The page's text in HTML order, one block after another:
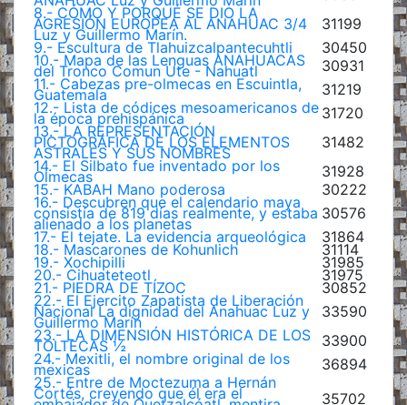
8.- CÓMO Y PORQUÉ SE DIO LA
AGRESIÓN EUROPEA AL ANAHUAC 3/4
Luz y Guillermo Marín.
31199
9.- Escultura de Tlahuizcalpantecuhtli
30450
10.- Mapa de las Lenguas ANAHUACAS
del Tronco Comun Ute - Nahuatl
30931
11.- Cabezas pre-olmecas en Escuintla,
Guatemala
31219
12.- Lista de códices mesoamericanos de
la época prehispánica
31720
13.- LA REPRESENTACIÓN
PICTOGRÁFICA DE LOS ELEMENTOS
ASTRALES Y SUS NOMBRES
31482
14.- El Silbato fue inventado por los
Olmecas
31928
15.- KABAH Mano poderosa
30222
16.- Descubren que el calendario maya
consistía de 819 días realmente, y estaba
alienado a los planetas
30576
17.- El tejate. La evidencia arqueológica
31864
18.- Mascarones de Kohunlich 31114
19.- Xochipilli 31985
20.- Cihuateteotl 31975
21.- PIEDRA DE TÍZOC 30852
22.- El Ejercito Zapatista de Liberación
Nacional La dignidad del Anahuac Luz y
Guillermo Marín
33590
23.- LA DIMENSIÓN HISTÓRICA DE LOS
TOLTECAS ½
33900
24.- Mexitli, el nombre original de los
mexicas
36894
25.- Entre de Moctezuma a Hernán
Cortés, creyendo que él era el
35702